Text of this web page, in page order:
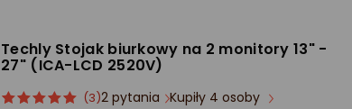
Techly Stojak biurkowy na 2 monitory 13" -
27" (ICA-LCD 2520V)
ocena
Ocena
(3)2 pytania Kupiły 4 osoby